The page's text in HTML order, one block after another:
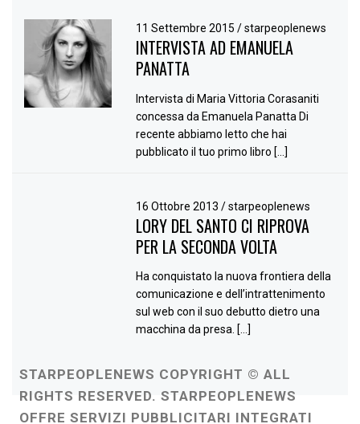
11 Settembre 2015/ starpeoplenews
INTERVISTA AD EMANUELA
PANATTA
Intervista di Maria Vittoria Corasaniti
concessa da Emanuela Panatta Di
recente abbiamo letto che hai
pubblicato il tuo primo libro […]
16 Ottobre 2013/ starpeoplenews
LORY DEL SANTO CI RIPROVA
PER LA SECONDA VOLTA
Ha conquistato la nuova frontiera della
comunicazione e dell’intrattenimento
sul web con il suo debutto dietro una
macchina da presa. […]
STARPEOPLENEWS COPYRIGHT © ALL
RIGHTS RESERVED. STARPEOPLENEWS
OFFRE SERVIZI PUBBLICITARI INTEGRATI